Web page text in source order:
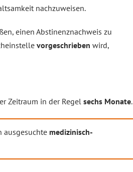
nachzuweisen.
einen Abstinenznachweis zu
vorgeschrieben wird,
Zeitraum in der Regel sechs Monate.
ausgesuchte medizinisch-